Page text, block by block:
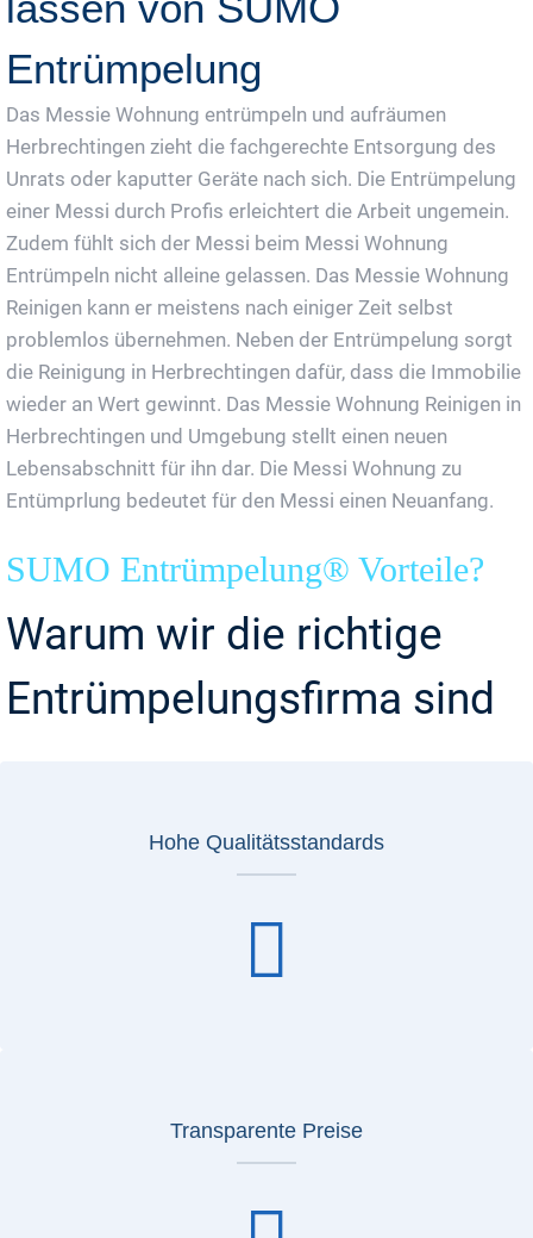
Entrümpelung
Das Messie Wohnung entrümpeln und aufräumen
Herbrechtingen zieht die fachgerechte Entsorgung des
Unrats oder kaputter Geräte nach sich. Die Entrümpelung
einer Messi durch Profis erleichtert die Arbeit ungemein.
Zudem fühlt sich der Messi beim Messi Wohnung
Entrümpeln nicht alleine gelassen. Das Messie Wohnung
Reinigen kann er meistens nach einiger Zeit selbst
problemlos übernehmen. Neben der Entrümpelung sorgt
die Reinigung in Herbrechtingen dafür, dass die Immobilie
wieder an Wert gewinnt. Das Messie Wohnung Reinigen in
Herbrechtingen und Umgebung stellt einen neuen
Lebensabschnitt für ihn dar. Die Messi Wohnung zu
Entümprlung bedeutet für den Messi einen Neuanfang.
SUMO Entrümpelung® Vorteile?
Warum wir die richtige
Entrümpelungsfirma sind
Hohe Qualitätsstandards
Transparente Preise